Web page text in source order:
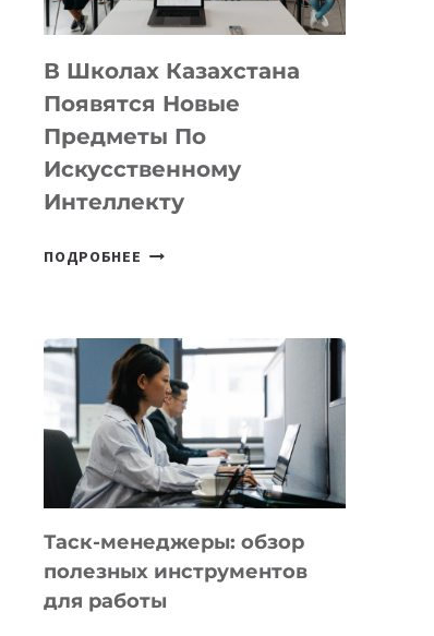
МЕЖДУНАРОДНУЮ
ДЛЯ
ТЕХНОЛОГИЧЕСКИХ
СТАРТАПОВ
В Школах Казахстана
Появятся Новые
Предметы По
Искусственному
Интеллекту
ПОДРОБНЕЕ
НОВЫЕ
ПРЕДМЕТЫ
ПО
ИСКУССТВЕННОМУ
ИНТЕЛЛЕКТУ
Таск-менеджеры: обзор
полезных инструментов
для работы